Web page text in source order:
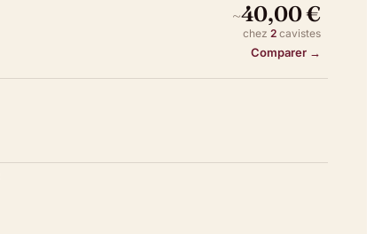
~40,00 €
chez 2 cavistes
Comparer →